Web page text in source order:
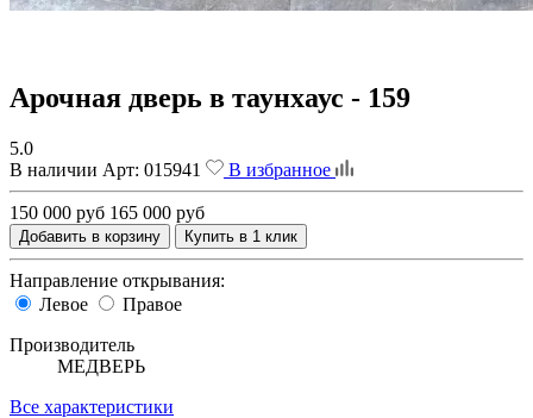
Арочная дверь в таунхаус - 159
5.0
В наличии Арт: 015941 В избранное
150 000 руб 165 000 руб
Добавить в корзину Купить в 1 клик
Направление открывания:
Левое
Правое
Производитель
МЕДВЕРЬ
Все характеристики